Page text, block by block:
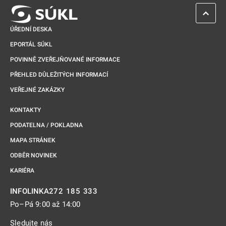
ÚŘEDNÍ DESKA
EPORTÁL SÚKL
POVINNĚ ZVEŘEJŇOVANÉ INFORMACE
PŘEHLED DŮLEŽITÝCH INFORMACÍ
VEŘEJNÉ ZAKÁZKY
KONTAKTY
PODATELNA / POKLADNA
MAPA STRÁNEK
ODBĚR NOVINEK
KARIÉRA
INFOLINKA272 185 333
Po–Pá 9:00 až 14:00
Sledujte nás
ZPĚT